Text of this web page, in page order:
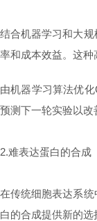
结合机器学习和大
率和成本效益。这
由机器学习算法优
预测下一轮实验以
2.难表达蛋白的合成
在传统细胞表达系
白的合成提供新的